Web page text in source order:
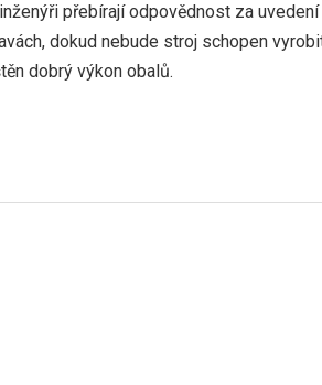
přebírají odpovědnost za
dokud nebude stroj schopen
dobrý výkon obalů.